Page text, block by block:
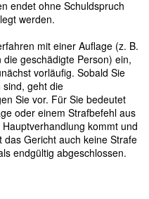
endet ohne Schuldspruch
werden.
mit einer Auflage (z. B.
geschädigte Person) ein,
vorläufig. Sobald Sie
sind, geht die
Sie vor. Für Sie bedeutet
oder einem Strafbefehl aus
kommt und
Gericht auch keine Strafe
endgültig abgeschlossen.